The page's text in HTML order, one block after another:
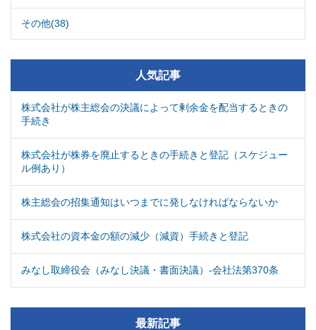
その他(38)
人気記事
株式会社が株主総会の決議によって剰余金を配当するときの
手続き
株式会社が株券を廃止するときの手続きと登記（スケジュー
ル例あり）
株主総会の招集通知はいつまでに発しなければならないか
株式会社の資本金の額の減少（減資）手続きと登記
みなし取締役会（みなし決議・書面決議）-会社法第370条
最新記事